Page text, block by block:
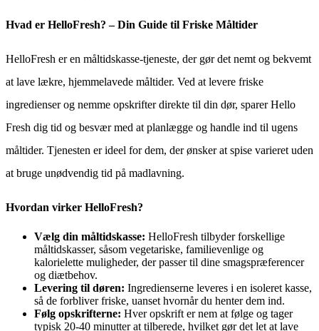
Hvad er HelloFresh? – Din Guide til Friske Måltider
HelloFresh er en måltidskasse-tjeneste, der gør det nemt og bekvemt
at lave lækre, hjemmelavede måltider. Ved at levere friske
ingredienser og nemme opskrifter direkte til din dør, sparer Hello
Fresh dig tid og besvær med at planlægge og handle ind til ugens
måltider. Tjenesten er ideel for dem, der ønsker at spise varieret uden
at bruge unødvendig tid på madlavning.
Hvordan virker HelloFresh?
Vælg din måltidskasse: HelloFresh tilbyder forskellige
måltidskasser, såsom vegetariske, familievenlige og
kalorielette muligheder, der passer til dine smagspræferencer
og diætbehov.
Levering til døren: Ingredienserne leveres i en isoleret kasse,
så de forbliver friske, uanset hvornår du henter dem ind.
Følg opskrifterne: Hver opskrift er nem at følge og tager
typisk 20-40 minutter at tilberede, hvilket gør det let at lave